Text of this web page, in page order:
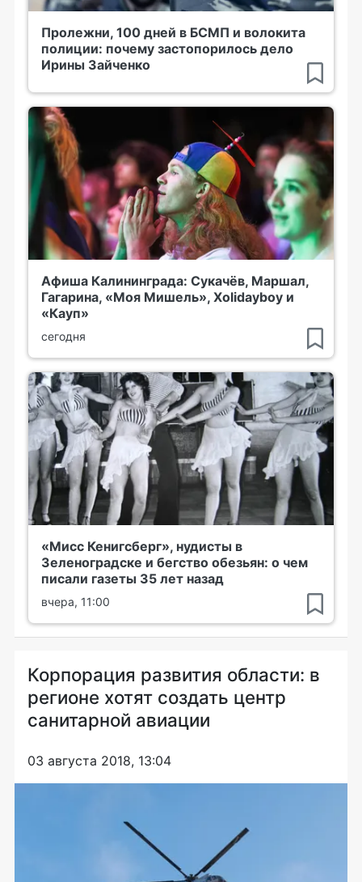
Пролежни, 100 дней в БСМП и волокита
полиции: почему застопорилось дело
Ирины Зайченко
Афиша Калининграда: Сукачёв, Маршал,
Гагарина, «Моя Мишель», Xolidayboy и
«Кауп»
сегодня
«Мисс Кенигсберг», нудисты в
Зеленоградске и бегство обезьян: о чем
писали газеты 35 лет назад
вчера, 11:00
Корпорация развития области: в
регионе хотят создать центр
санитарной авиации
03 августа 2018, 13:04